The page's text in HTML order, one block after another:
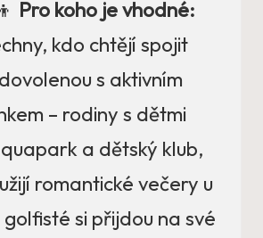
Pro koho je vhodné:
kdo chtějí spojit
s aktivním
– rodiny s dětmi
a dětský klub,
romantické večery u
si přijdou na své